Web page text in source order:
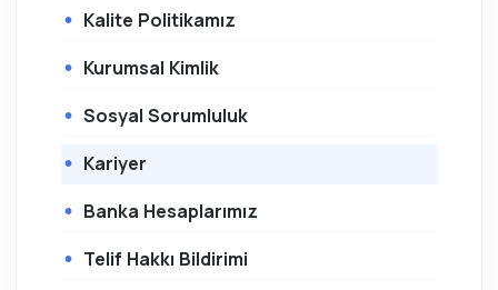
Kalite Politikamız
Kurumsal Kimlik
Sosyal Sorumluluk
Kariyer
Banka Hesaplarımız
Telif Hakkı Bildirimi